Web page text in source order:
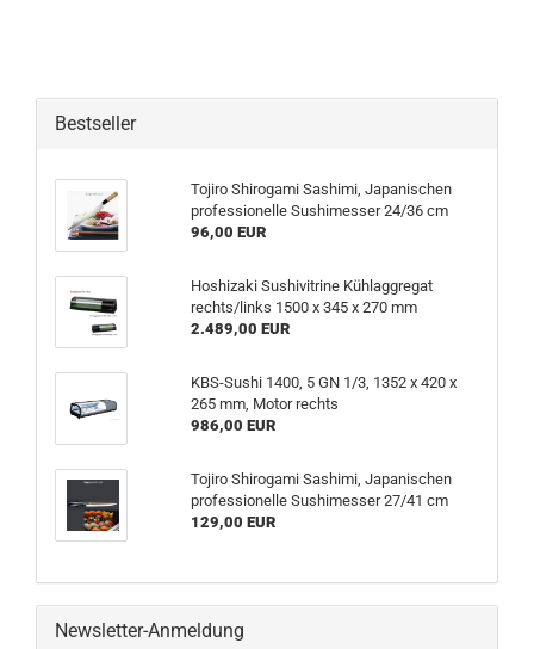
Bestseller
Tojiro Shirogami Sashimi, Japanischen
professionelle Sushimesser 24/36 cm
96,00 EUR
Hoshizaki Sushivitrine Kühlaggregat
rechts/links 1500 x 345 x 270 mm
2.489,00 EUR
KBS-Sushi 1400, 5 GN 1/3, 1352 x 420 x
265 mm, Motor rechts
986,00 EUR
Tojiro Shirogami Sashimi, Japanischen
professionelle Sushimesser 27/41 cm
129,00 EUR
Newsletter-Anmeldung